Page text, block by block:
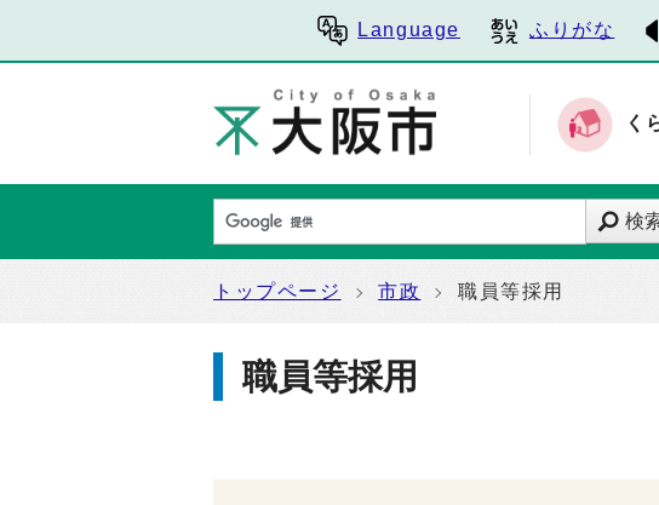
Language ふりがな
く
検
トップページ 市政 職員等採用
職員等採用